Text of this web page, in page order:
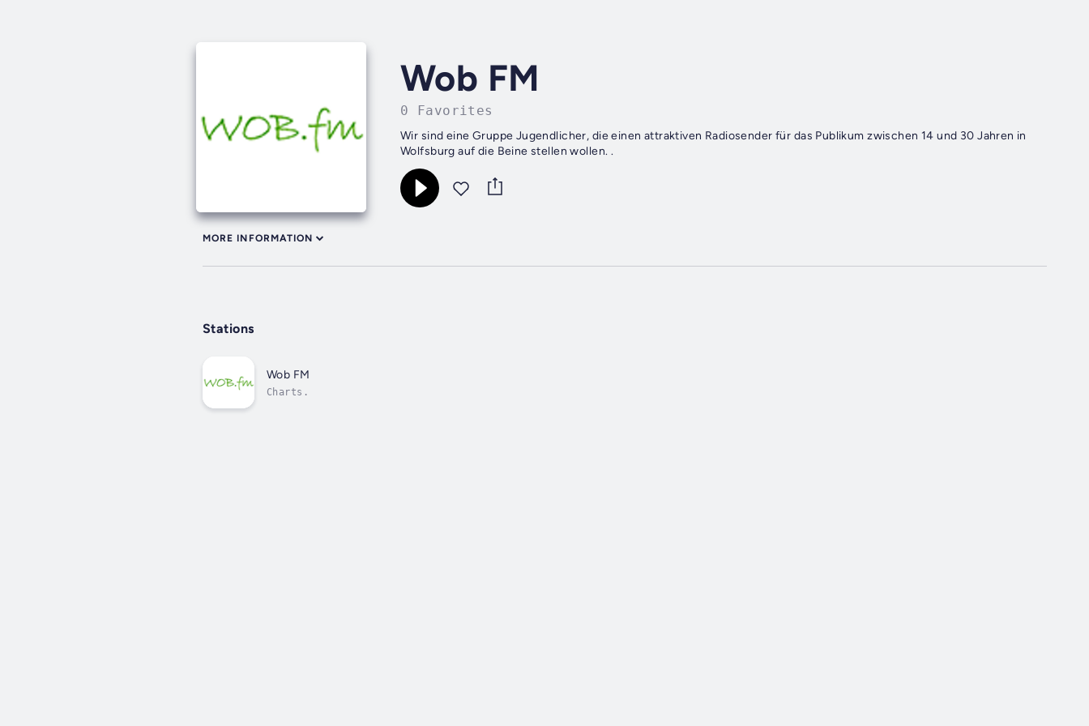
Wob FM
0 Favorites
Wir sind eine Gruppe Jugendlicher, die einen attraktiven Radiosender für das Publikum zwischen 14 und 30 Jahren in
Wolfsburg auf die Beine stellen wollen. .
MORE INFORMATION
Stations
Wob FM
Charts.